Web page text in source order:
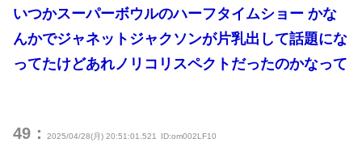
いつかスーパーボウルのハーフタイムショー かな
んかでジャネットジャクソンが片乳出して話題にな
ってたけどあれノリコリスペクトだったのかなって
49： 2025/04/28(月) 20:51:01.521 ID:om002LF10